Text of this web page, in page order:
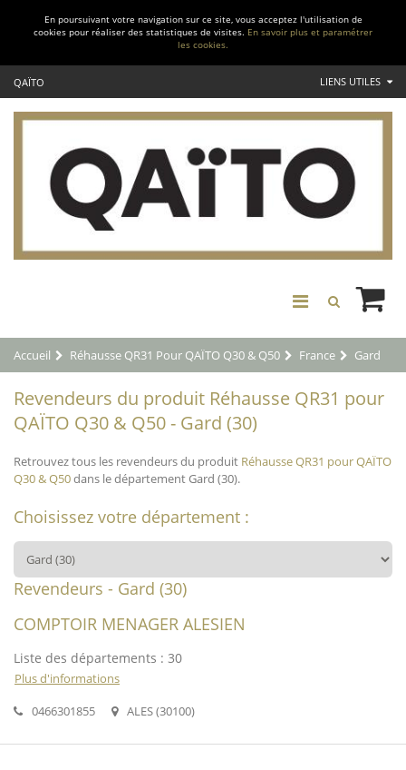
En poursuivant votre navigation sur ce site, vous acceptez l'utilisation de
cookies pour réaliser des statistiques de visites. En savoir plus et paramétrer
les cookies.
QAÏTO LIENS UTILES
Accueil Réhausse QR31 Pour QAÏTO Q30 & Q50 France Gard
Revendeurs du produit Réhausse QR31 pour
QAÏTO Q30 & Q50 - Gard (30)
Retrouvez tous les revendeurs du produit Réhausse QR31 pour QAÏTO
Q30 & Q50dans le département Gard (30).
Choisissez votre département :
Revendeurs - Gard (30)
COMPTOIR MENAGER ALESIEN
Liste des départements : 30
Plus d'informations
0466301855
ALES (30100)